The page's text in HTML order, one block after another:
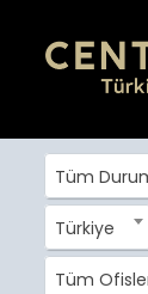
Tüm
Türkiye
Tüm